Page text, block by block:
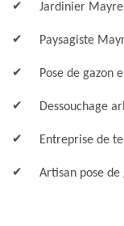
Jardinier
Paysagiste
Pose de gazon
Dessouchage
Entreprise de
Artisan pose